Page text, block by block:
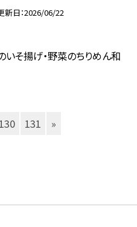
新日 2026/06/22
いそ揚げ・野菜のちりめん和
130 131 »